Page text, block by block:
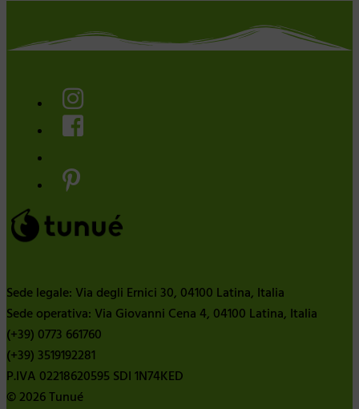
Sede legale: Via degli Ernici 30, 04100 Latina, Italia
Sede operativa: Via Giovanni Cena 4, 04100 Latina, Italia
(+39) 0773 661760
(+39) 3519192281
P.IVA 02218620595 SDI 1N74KED
© 2026 Tunué